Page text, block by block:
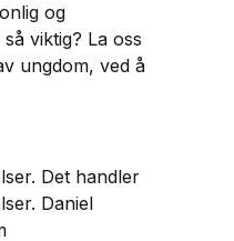
og
viktig? La oss
ungdom, ved å
Det handler
Daniel